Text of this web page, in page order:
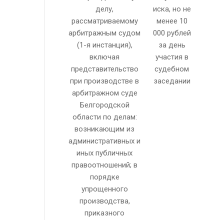
делу,
рассматриваемому
арбитражным судом
(1-я инстанция),
включая
представительство
при производстве в
арбитражном суде
Белгородской
области по делам:
возникающим из
административных и
иных публичных
правоотношений; в
порядке
упрощенного
производства,
приказного
иска, но не
менее 10
000 рублей
за день
участия в
судебном
заседании